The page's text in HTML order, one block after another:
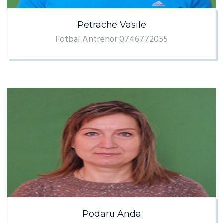
Petrache Vasile
Fotbal Antrenor 0746772055
Podaru Anda